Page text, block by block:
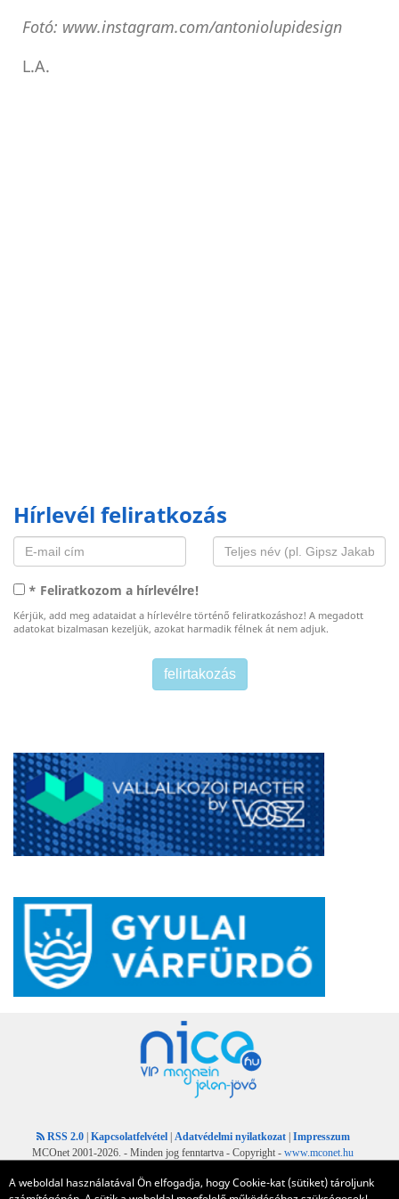
A weboldal használatával Ön elfogadja, hogy Cookie-kat (sütiket) tároljunk
Fotó: www.instagram.com/antoniolupidesign
L.A.
Hírlevél feliratkozás
* Feliratkozom a hírlevélre!
Kérjük, add meg adataidat a hírlevélre történő feliratkozáshoz! A megadott
adatokat bizalmasan kezeljük, azokat harmadik félnek át nem adjuk.
RSS 2.0 Kapcsolatfelvétel Adatvédelmi nyilatkozat
Impresszum
MCOnet 2001-2026. - Minden jog fenntartva - Copyright - www.mconet.hu